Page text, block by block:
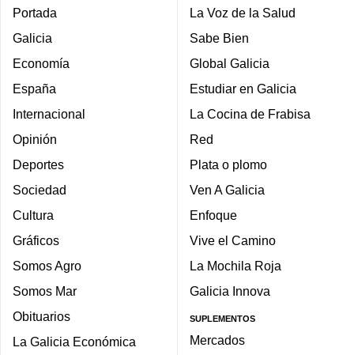
Portada
Galicia
Economía
España
Internacional
Opinión
Deportes
Sociedad
Cultura
Gráficos
Somos Agro
Somos Mar
Obituarios
La Galicia Económica
La Voz de la Salud
Sabe Bien
Global Galicia
Estudiar en Galicia
La Cocina de Frabisa
Red
Plata o plomo
Ven A Galicia
Enfoque
Vive el Camino
La Mochila Roja
Galicia Innova
SUPLEMENTOS
Mercados